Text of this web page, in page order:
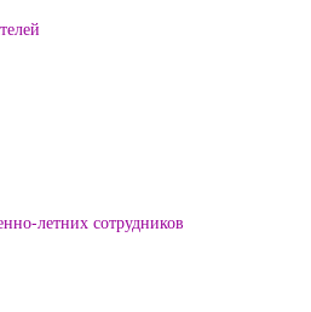
летних сотрудников